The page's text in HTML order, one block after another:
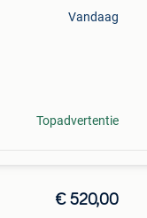
Vandaag
Topadvertentie
€ 520,00